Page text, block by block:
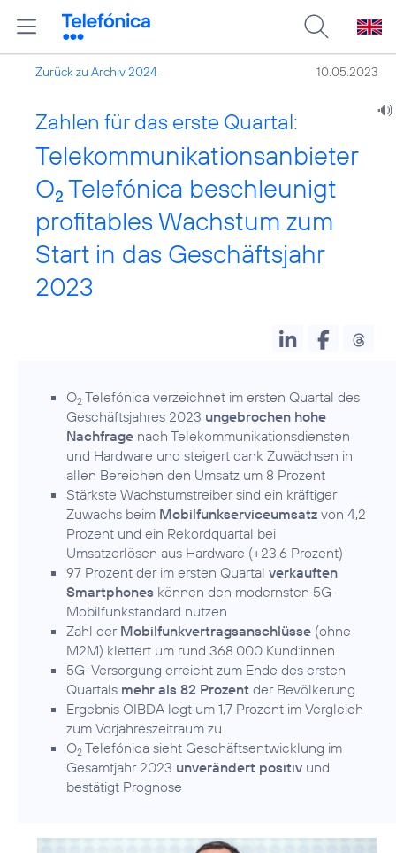
Zurück zu Archiv 2024 10.05.2023
Zahlen für das erste Quartal:
Telekommunikationsanbieter
O2 Telefónica beschleunigt
profitables Wachstum zum
Start in das Geschäftsjahr
2023
O2 Telefónica verzeichnet im ersten Quartal des
Geschäftsjahres 2023 ungebrochen hohe
Nachfrage nach Telekommunikationsdiensten
und Hardware und steigert dank Zuwächsen in
allen Bereichen den Umsatz um 8 Prozent
Stärkste Wachstumstreiber sind ein kräftiger
Zuwachs beim Mobilfunkserviceumsatz von 4,2
Prozent und ein Rekordquartal bei
Umsatzerlösen aus Hardware (+23,6 Prozent)
97 Prozent der im ersten Quartal verkauften
Smartphones können den modernsten 5G-
Mobilfunkstandard nutzen
Zahl der Mobilfunkvertragsanschlüsse (ohne
M2M) klettert um rund 368.000 Kund:innen
5G-Versorgung erreicht zum Ende des ersten
Quartals mehr als 82 Prozent der Bevölkerung
Ergebnis OIBDA legt um 1,7 Prozent im Vergleich
zum Vorjahreszeitraum zu
O2 Telefónica sieht Geschäftsentwicklung im
Gesamtjahr 2023 unverändert positiv und
bestätigt Prognose